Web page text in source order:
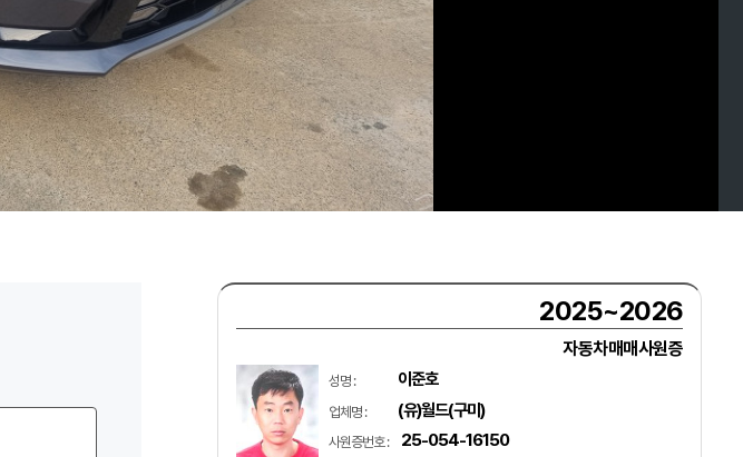
2025~2026
자동차매매사원증
성명 : 이준호
업체명 : (유)월드(구미)
사원증번호 : 25-054-16150